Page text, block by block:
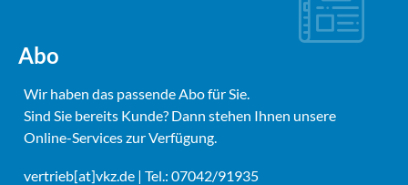
Abo
Wir haben das passende Abo für Sie.
Sind Sie bereits Kunde? Dann stehen Ihnen unsere
Online-Services zur Verfügung.
vertrieb[at]vkz.de | Tel.: 07042/91935